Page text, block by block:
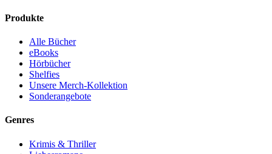
Produkte
Alle Bücher
eBooks
Hörbücher
Shelfies
Unsere Merch-Kollektion
Sonderangebote
Genres
Krimis & Thriller